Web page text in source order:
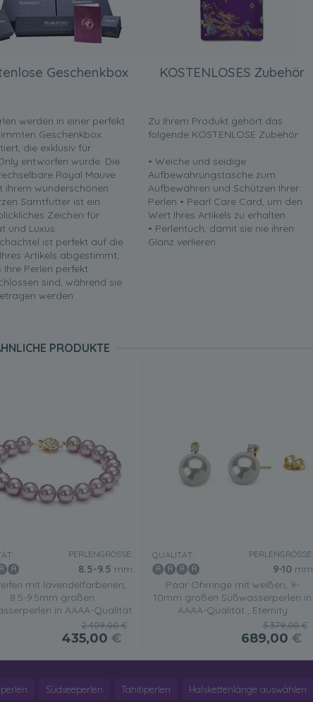
Geschenkbox
werden in einer perfekt
Geschenkbox
die exklusiv für
entworfen wurde. Die
Royal Mauve
ihrem wunderschönen
Samtfutter ist ein
Zeichen für
und Luxus.
ist perfekt auf die
Artikels abgestimmt,
Ihre Perlen perfekt
sind, während sie
werden.
KOSTENLOSES Zubehör
Zu Ihrem Produkt gehört das
folgende KOSTENLOSE Zubehör:
• Weiche und seidige
Aufbewahrungstasche zum
Aufbewahren und Schützen Ihrer
Perlen • Pearl Care Card, um den
Wert Ihres Artikels zu erhalten
• Perlentuch, damit sie nie ihren
Glanz verlieren.
PRODUKTE
PERLENGRÖSSE:
8.5-9.5 mm
mit lavendelfarbenen,
8.5-9.5mm großen
in AAAA-Qualität
2.409,00 €
435,00 €
QUALITÄT: PERLENGRÖSSE:
9-10mm
Paar Ohrringe mit weißen, 9-
10mm großen Süßwasserperlen in
AAAA-Qualität , Eternity
3.379,00 €
689,00 €
Südseeperlen Tahitiperlen Halskettenlänge auswählen